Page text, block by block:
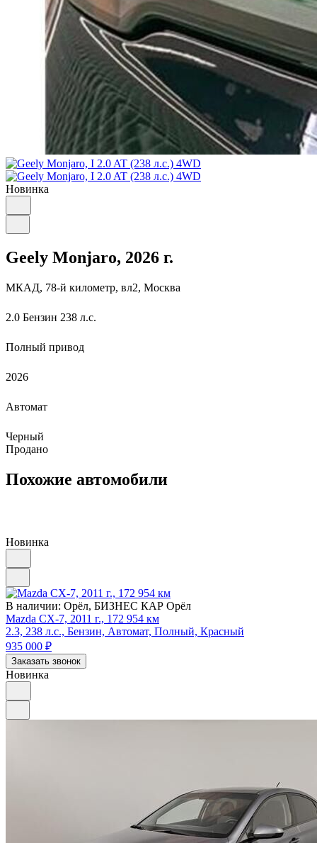
Новинка
Geely Monjaro, 2026 г.
МКАД, 78-й километр, вл2, Москва
2.0 Бензин 238 л.с.
Полный привод
2026
Автомат
Черный
Продано
Похожие автомобили
Новинка
В наличии: Орёл, БИЗНЕС КАР Орёл
Mazda CX-7, 2011 г., 172 954 км
2.3, 238 л.с., Бензин, Автомат, Полный, Красный
935 000 ₽
Заказать звонок
Новинка